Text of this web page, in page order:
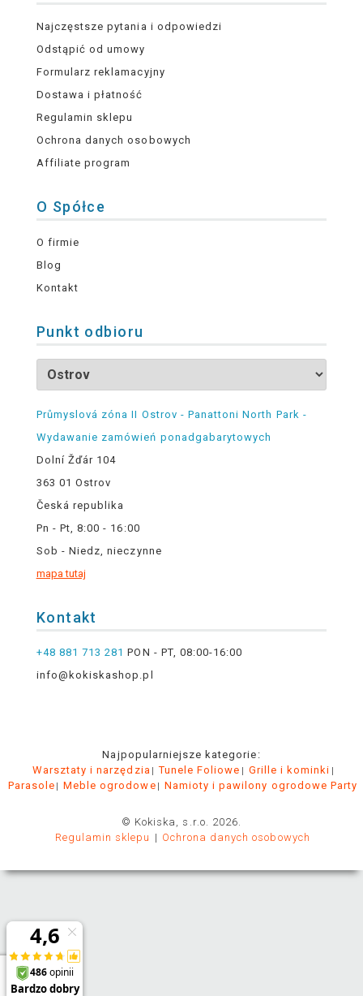
Najczęstsze pytania i odpowiedzi
Odstąpić od umowy
Formularz reklamacyjny
Dostawa i płatność
Regulamin sklepu
Ochrona danych osobowych
Affiliate program
O Spółce
O firmie
Blog
Kontakt
Punkt odbioru
Průmyslová zóna II Ostrov - Panattoni North Park -
Wydawanie zamówień ponadgabarytowych
Dolní Žďár 104
363 01 Ostrov
Česká republika
Pn - Pt, 8:00 - 16:00
Sob - Niedz, nieczynne
mapa tutaj
Kontakt
+48 881 713 281 PON - PT, 08:00-16:00
info@kokiskashop.pl
Najpopularniejsze kategorie:
Warsztaty i narzędzia
Tunele Foliowe
Grille i kominki
Parasole
Meble ogrodowe Namioty i pawilony ogrodowe Party
© Kokiska, s.r.o. 2026.
Regulamin sklepu
Ochrona danych osobowych